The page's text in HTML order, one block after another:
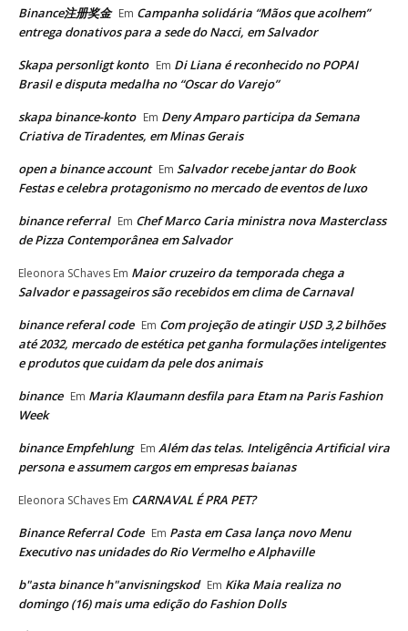
Binance注册奖金 Em Campanha solidária “Mãos que acolhem”
entrega donativos para a sede do Nacci, em Salvador
Skapa personligt konto Em Di Liana é reconhecido no POPAI
Brasil e disputa medalha no “Oscar do Varejo”
skapa binance-konto Em Deny Amparo participa da Semana
Criativa de Tiradentes, em Minas Gerais
open a binance account Em Salvador recebe jantar do Book
Festas e celebra protagonismo no mercado de eventos de luxo
binance referral Em Chef Marco Caria ministra nova Masterclass
de Pizza Contemporânea em Salvador
Eleonora SChaves Em Maior cruzeiro da temporada chega a
Salvador e passageiros são recebidos em clima de Carnaval
binance referal code Em Com projeção de atingir USD 3,2 bilhões
até 2032, mercado de estética pet ganha formulações inteligentes
e produtos que cuidam da pele dos animais
binance Em Maria Klaumann desfila para Etam na Paris Fashion
Week
binance Empfehlung Em Além das telas. Inteligência Artificial vira
persona e assumem cargos em empresas baianas
Eleonora SChaves Em CARNAVAL É PRA PET?
Binance Referral Code Em Pasta em Casa lança novo Menu
Executivo nas unidades do Rio Vermelho e Alphaville
b"asta binance h"anvisningskod Em Kika Maia realiza no
domingo (16) mais uma edição do Fashion Dolls